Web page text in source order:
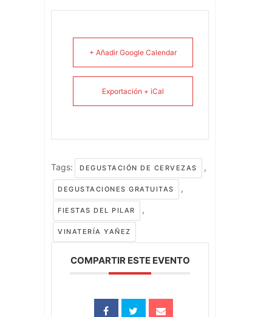
+ Añadir Google Calendar
Exportación + iCal
Tags: DEGUSTACIÓN DE CERVEZAS ,
DEGUSTACIONES GRATUITAS ,
FIESTAS DEL PILAR ,
VINATERÍA YAÑEZ
COMPARTIR ESTE EVENTO